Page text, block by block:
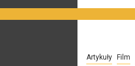
Artykuły Film